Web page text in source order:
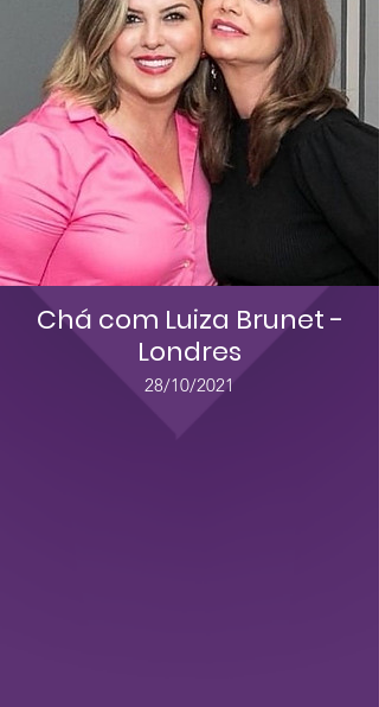
Chá com Luiza Brunet -
Londres
28/10/2021